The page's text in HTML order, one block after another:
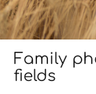
Family
fields